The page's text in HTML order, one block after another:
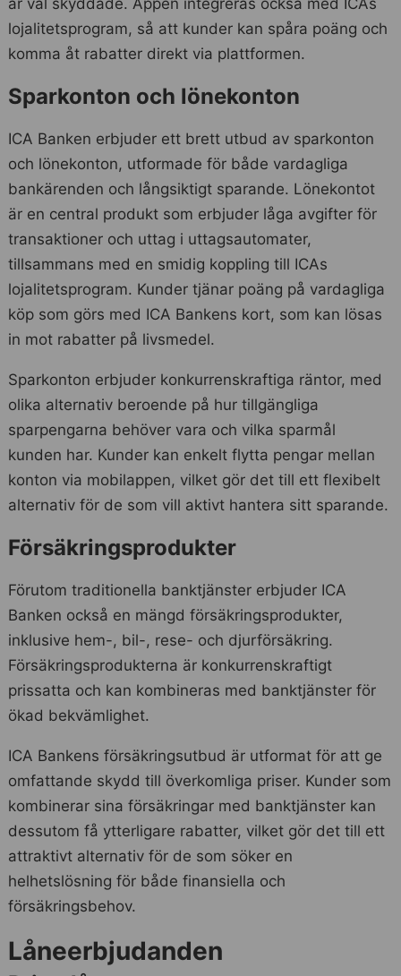
lojalitetsprogram, så att kunder kan spåra poäng och
komma åt rabatter direkt via plattformen.
Sparkonton och lönekonton
ICA Banken erbjuder ett brett utbud av sparkonton
och lönekonton, utformade för både vardagliga
bankärenden och långsiktigt sparande. Lönekontot
är en central produkt som erbjuder låga avgifter för
transaktioner och uttag i uttagsautomater,
tillsammans med en smidig koppling till ICAs
lojalitetsprogram. Kunder tjänar poäng på vardagliga
köp som görs med ICA Bankens kort, som kan lösas
in mot rabatter på livsmedel.
Sparkonton erbjuder konkurrenskraftiga räntor, med
olika alternativ beroende på hur tillgängliga
sparpengarna behöver vara och vilka sparmål
kunden har. Kunder kan enkelt flytta pengar mellan
konton via mobilappen, vilket gör det till ett flexibelt
alternativ för de som vill aktivt hantera sitt sparande.
Försäkringsprodukter
Förutom traditionella banktjänster erbjuder ICA
Banken också en mängd försäkringsprodukter,
inklusive hem-, bil-, rese- och djurförsäkring.
Försäkringsprodukterna är konkurrenskraftigt
prissatta och kan kombineras med banktjänster för
ökad bekvämlighet.
ICA Bankens försäkringsutbud är utformat för att ge
omfattande skydd till överkomliga priser. Kunder som
kombinerar sina försäkringar med banktjänster kan
dessutom få ytterligare rabatter, vilket gör det till ett
attraktivt alternativ för de som söker en
helhetslösning för både finansiella och
försäkringsbehov.
Låneerbjudanden